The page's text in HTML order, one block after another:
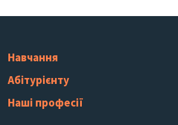
Навчання
Абітурієнту
Наші професії